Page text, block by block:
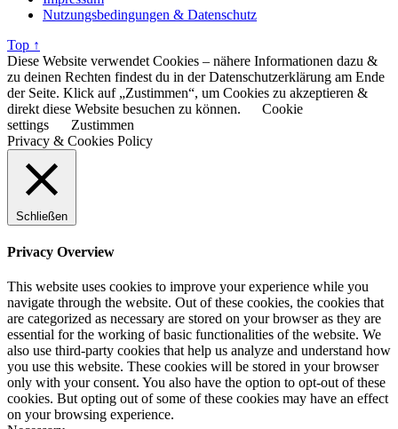
Nutzungsbedingungen & Datenschutz
Top ↑
Diese Website verwendet Cookies – nähere Informationen dazu &
zu deinen Rechten findest du in der Datenschutzerklärung am Ende
der Seite. Klick auf „Zustimmen“, um Cookies zu akzeptieren &
direkt diese Website besuchen zu können.
Cookie
settings
Zustimmen
Privacy & Cookies Policy
Schließen
Privacy Overview
This website uses cookies to improve your experience while you
navigate through the website. Out of these cookies, the cookies that
are categorized as necessary are stored on your browser as they are
essential for the working of basic functionalities of the website. We
also use third-party cookies that help us analyze and understand how
you use this website. These cookies will be stored in your browser
only with your consent. You also have the option to opt-out of these
cookies. But opting out of some of these cookies may have an effect
on your browsing experience.